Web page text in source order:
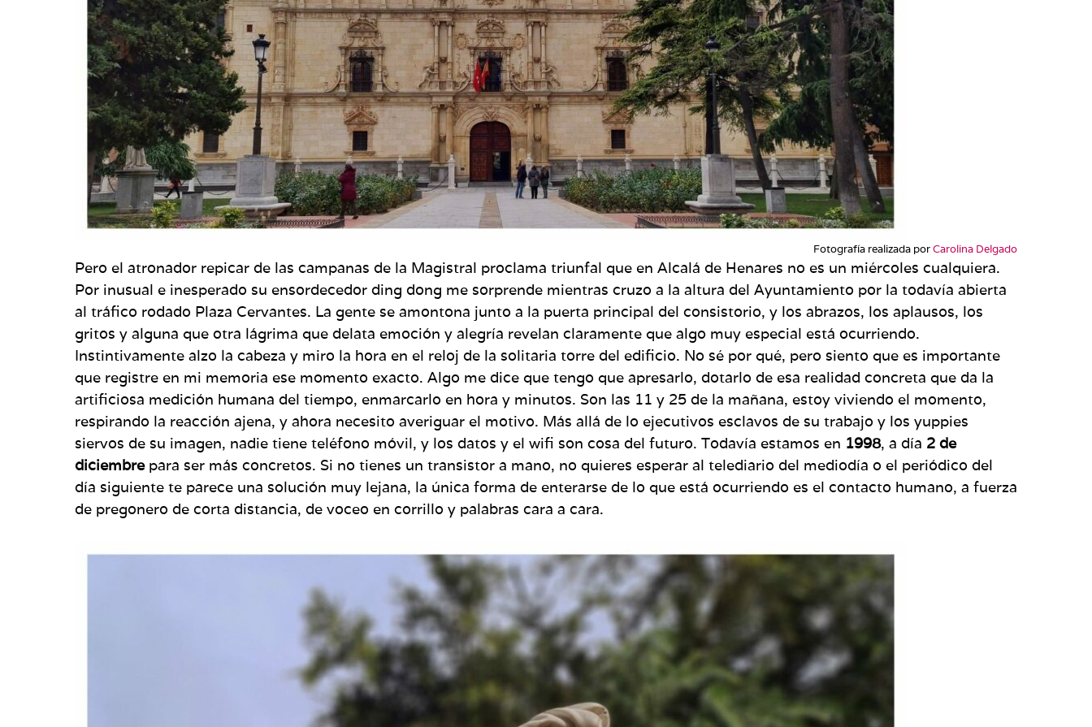
Fotografía realizada porCarolina Delgado
Pero el atronador repicar de las campanas de la Magistral proclama triunfal que en Alcalá de Henares no es un miércoles cualquiera.
Por inusual e inesperado su ensordecedor ding dong me sorprende mientras cruzo a la altura del Ayuntamiento por la todavía abierta
al tráfico rodado Plaza Cervantes. La gente se amontona junto a la puerta principal del consistorio, y los abrazos, los aplausos, los
gritos y alguna que otra lágrima que delata emoción y alegría revelan claramente que algo muy especial está ocurriendo.
Instintivamente alzo la cabeza y miro la hora en el reloj de la solitaria torre del edificio. No sé por qué, pero siento que es importante
que registre en mi memoria ese momento exacto. Algo me dice que tengo que apresarlo, dotarlo de esa realidad concreta que da la
artificiosa medición humana del tiempo, enmarcarlo en hora y minutos. Son las 11 y 25 de la mañana, estoy viviendo el momento,
respirando la reacción ajena, y ahora necesito averiguar el motivo. Más allá de lo ejecutivos esclavos de su trabajo y los yuppies
siervos de su imagen, nadie tiene teléfono móvil, y los datos y el wifi son cosa del futuro. Todavía estamos en 1998, a día 2 de
diciembrepara ser más concretos. Si no tienes un transistor a mano, no quieres esperar al telediario del mediodía o el periódico del
día siguiente te parece una solución muy lejana, la única forma de enterarse de lo que está ocurriendo es el contacto humano, a fuerza
de pregonero de corta distancia, de voceo en corrillo y palabras cara a cara.